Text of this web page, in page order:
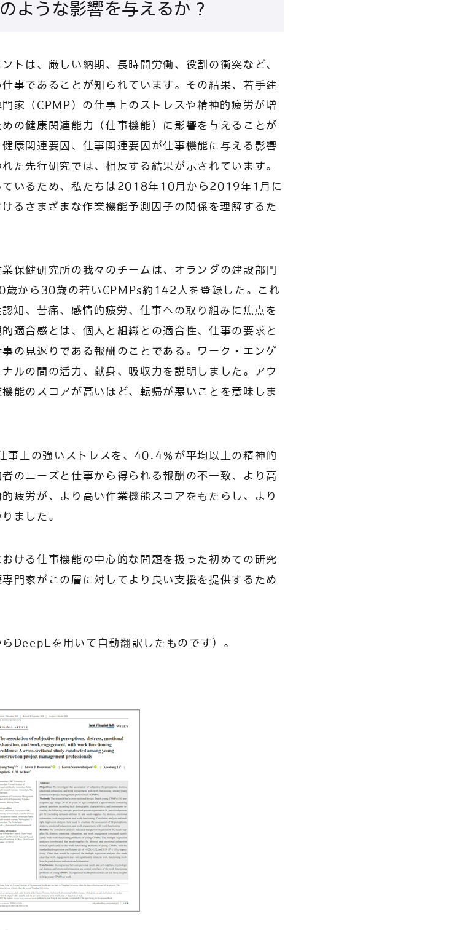
ような影響を与えるか？
トは、厳しい納期、長時間労働、役割の衝突など、
事であることが知られています。その結果、若手建
家（CPMP）の仕事上のストレスや精神的疲労が増
の健康関連能力（仕事機能）に影響を与えることが
康関連要因、仕事関連要因が仕事機能に与える影響
た先行研究では、相反する結果が示されています。
ているため、私たちは2018年10月から2019年1月に
るさまざまな作業機能予測因子の関係を理解するた
保健研究所の我々のチームは、オランダの建設部門
歳から30歳の若いCPMPs約142人を登録した。これ
知、苦痛、感情的疲労、仕事への取り組みに焦点を
適合感とは、個人と組織との適合性、仕事の要求と
の見返りである報酬のことである。ワーク・エンゲ
ルの間の活力、献身、吸収力を説明しました。アウ
能のスコアが高いほど、転帰が悪いことを意味しま
事上の強いストレスを、40.4％が平均以上の精神的
のニーズと仕事から得られる報酬の不一致、より高
疲労が、より高い作業機能スコアをもたらし、より
ました。
ける仕事機能の中心的な問題を扱った初めての研究
門家がこの層に対してより良い支援を提供するため
DeepLを用いて自動翻訳したものです）。